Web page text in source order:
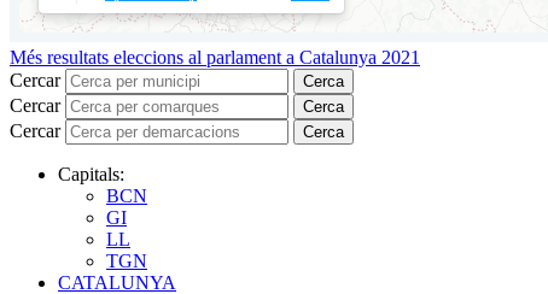
Més resultats eleccions al parlament a Catalunya 2021
Cercar
Cerca
Cercar Cerca
Cercar Cerca
Capitals:
BCN
GI
LL
TGN
CATALUNYA